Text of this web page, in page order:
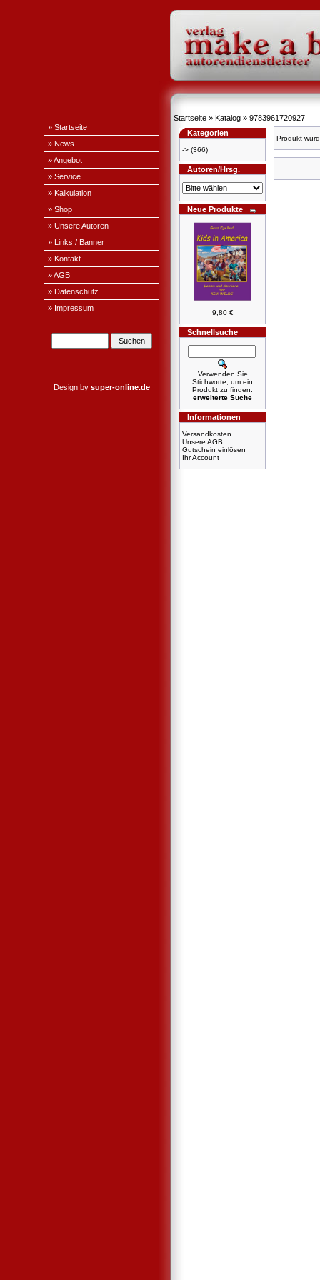
» Startseite
» News
» Angebot
» Service
» Kalkulation
» Shop
» Unsere Autoren
» Links / Banner
» Kontakt
» AGB
» Datenschutz
» Impressum
Design by super-online.de
Startseite » Katalog » 9783961720927
Kategorien
-> (366)
Autoren/Hrsg.
Neue Produkte
9,80 €
Schnellsuche
Verwenden Sie
Stichworte, um ein
Produkt zu finden.
erweiterte Suche
Informationen
Versandkosten
Unsere AGB
Gutschein einlösen
Ihr Account
Produkt